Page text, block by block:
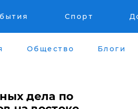
Спорт
Общество Блоги
дела по